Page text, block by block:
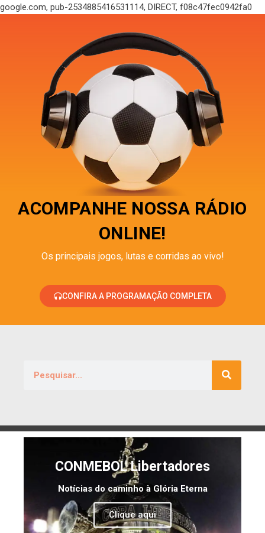
google.com, pub-2534885416531114, DIRECT, f08c47fec0942fa0
ACOMPANHE NOSSA RÁDIO
ONLINE!
Os principais jogos, lutas e corridas ao vivo!
CONFIRA A PROGRAMAÇÃO COMPLETA
CONMEBOL Libertadores
Notícias do caminho à Glória Eterna
Clique aqui